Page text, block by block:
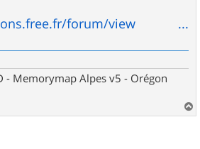
forum/view ...
- Memorymap Alpes v5 - Orégon
a